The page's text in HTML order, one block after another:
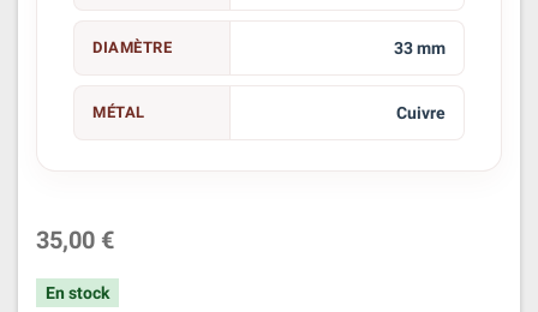
DIAMÈTRE 33 mm
MÉTAL Cuivre
35,00 €
En stock